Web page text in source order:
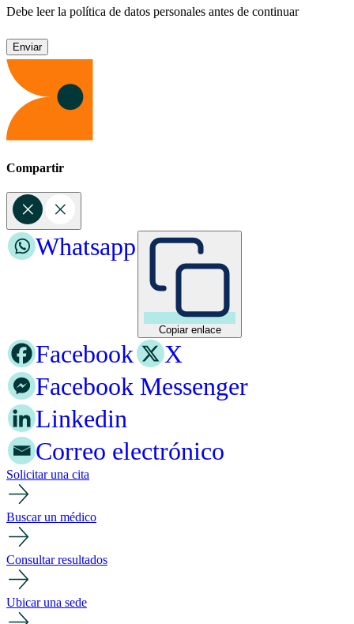
Debe leer la política de datos personales antes de continuar
Compartir
Copiar enlace
Whatsapp
Facebook
X
Facebook Messenger
Linkedin
Correo electrónico
Solicitar una cita
Buscar un médico
Consultar resultados
Ubicar una sede